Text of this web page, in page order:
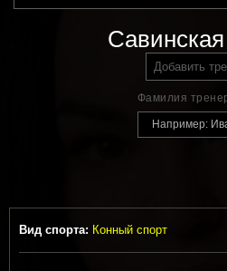
Добавить
Фамилия
Вид спорта: Конный спорт